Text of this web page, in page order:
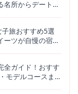
名所からデートに
旅おすすめ5選
ーツが自慢の宿を
全ガイド！おすす
モデルコースまと